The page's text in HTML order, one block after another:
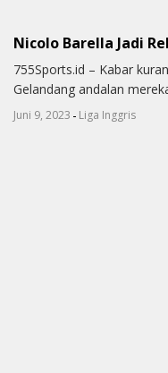
Nicolo Barella Jadi
755Sports.id – Kabar
Gelandang andalan
Juni 9, 2023 - Liga Inggris